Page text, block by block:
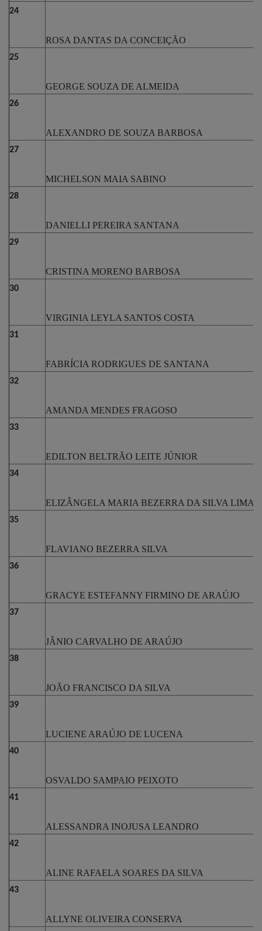
24
ROSA DANTAS DA CONCEIÇÃO
25
GEORGE SOUZA DE ALMEIDA
26
ALEXANDRO DE SOUZA BARBOSA
27
MICHELSON MAIA SABINO
28
DANIELLI PEREIRA SANTANA
29
CRISTINA MORENO BARBOSA
30
VIRGINIA LEYLA SANTOS COSTA
31
FABRÍCIA RODRIGUES DE SANTANA
32
AMANDA MENDES FRAGOSO
33
EDILTON BELTRÃO LEITE JÚNIOR
34
ELIZÂNGELA MARIA BEZERRA DA SILVA LIMA
35
FLAVIANO BEZERRA SILVA
36
GRACYE ESTEFANNY FIRMINO DE ARAÚJO
37
JÂNIO CARVALHO DE ARAÚJO
38
JOÃO FRANCISCO DA SILVA
39
LUCIENE ARAÚJO DE LUCENA
40
OSVALDO SAMPAIO PEIXOTO
41
ALESSANDRA INOJUSA LEANDRO
42
ALINE RAFAELA SOARES DA SILVA
43
ALLYNE OLIVEIRA CONSERVA